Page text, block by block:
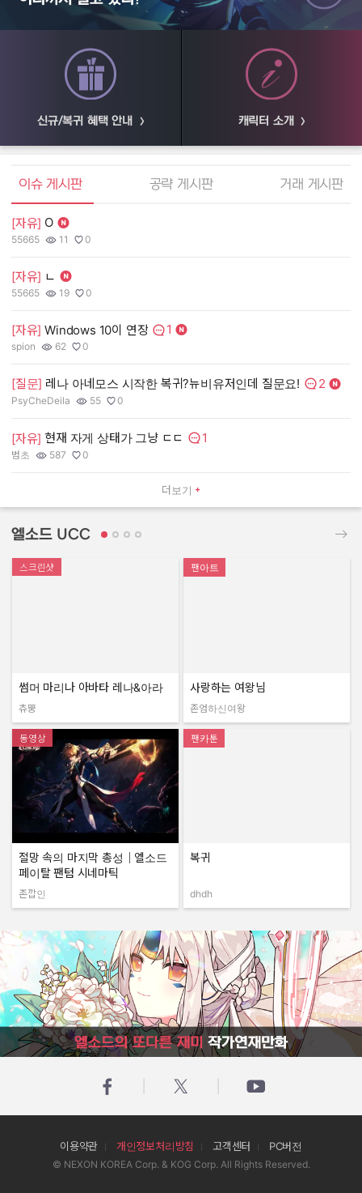
신규/복귀 혜택 안내 캐릭터 소개
엘소드 커뮤니티
이슈 게시판 공략 게시판 거래 게시판
더보기
[자유] O
작성자:
55665
조회수:
11
추천수:
0
[자유] ㄴ
작성자:
55665
조회수:
19
추천수:
0
[자유] Windows 10이 연장 댓글수:
1
작성자:
spion
조회수:
62
추천수:
0
[질문] 레나 아네모스 시작한 복귀?뉴비유저인데 질문요! 댓글수:
2
작성자:
PsyCheDeila
조회수:
55
추천수:
0
[자유] 현재 자게 상태가 그냥 ㄷㄷ 댓글수:
1
작성자:
범초
조회수:
587
추천수:
0
엘소드 UCC
스크린샷
썸머 마리나 아바타 레나&아라
작성자:
츄뿡
팬아트
사랑하는 여왕님
작성자:
존엄하신여왕
동영상
절망 속의 마지막 총성｜엘소드
페이탈 팬텀 시네마틱
작성자:
존깝인
팬카툰
복귀
dhdh
엘소드의 또다른 재미 작가연재만화
이용약관 개인정보처리방침 고객센터 PC버전
© NEXON KOREA Corp. & KOG Corp. All Rights Reserved.